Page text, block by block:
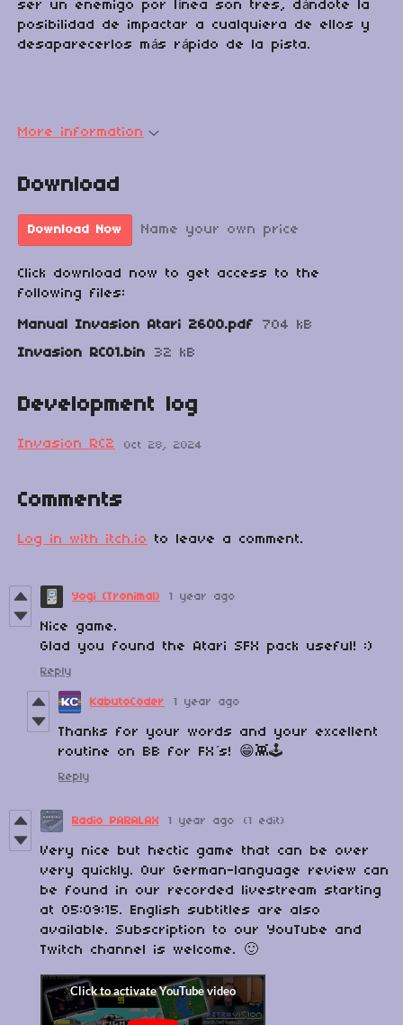
ser un enemigo por línea son tres, dándote la
posibilidad de impactar a cualquiera de ellos y
desaparecerlos más rápido de la pista.
More information
Download
Download Now Name your own price
Click download now to get access to the
following files:
Manual Invasion Atari 2600.pdf
704 kB
Invasion RC01.bin
32 kB
Development log
Invasion RC2 Oct 28, 2024
Comments
Log in with itch.io to leave a comment.
Yogi (Tronimal) 1 year ago
Nice game.
Glad you found the Atari SFX pack useful! :)
Reply
KabutoCoder 1 year ago
Thanks for your words and your excellent
routine on BB for FX´s! 😁👾🕹️
Reply
Radio PARALAX 1 year ago (1 edit)
Very nice but hectic game that can be over
very quickly. Our German-language review can
be found in our recorded livestream starting
at 05:09:15. English subtitles are also
available. Subscription to our YouTube and
Twitch channel is welcome. 🙂